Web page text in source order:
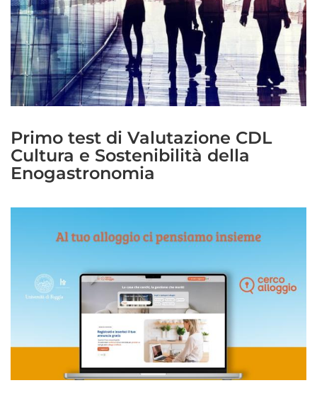
Primo test di Valutazione CDL
Cultura e Sostenibilità della
Enogastronomia